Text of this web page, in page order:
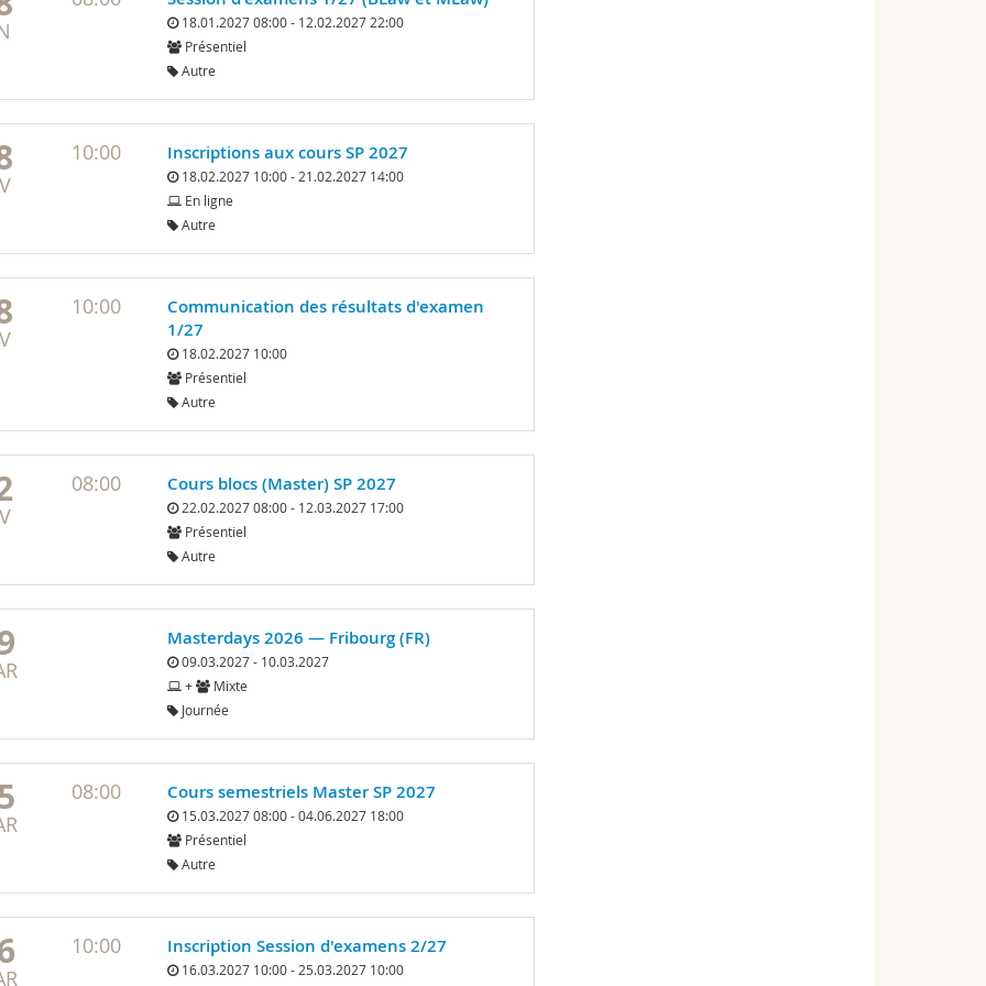
18.01.2027 08:00 - 12.02.2027 22:00
Présentiel
Autre
10:00 Inscriptions aux cours SP 2027
18.02.2027 10:00 - 21.02.2027 14:00
En ligne
Autre
10:00
Communication des résultats d'examen
1/27
18.02.2027 10:00
Présentiel
Autre
08:00 Cours blocs (Master) SP 2027
22.02.2027 08:00 - 12.03.2027 17:00
Présentiel
Autre
Masterdays 2026 — Fribourg (FR)
09.03.2027 - 10.03.2027
+
Mixte
Journée
08:00 Cours semestriels Master SP 2027
15.03.2027 08:00 - 04.06.2027 18:00
Présentiel
Autre
10:00 Inscription Session d'examens 2/27
16.03.2027 10:00 - 25.03.2027 10:00